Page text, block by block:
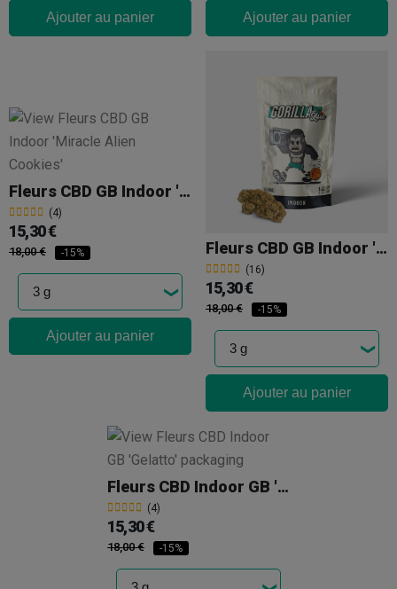
Ajouter au panier Ajouter au panier
Fleurs CBD GB Indoor 'Miracle Alien Cookies'
(4)
15,30 €
18,00 € -15%
Ajouter au panier
Fleurs CBD GB Indoor 'Gorilla Glue'
(16)
15,30 €
18,00 € -15%
Ajouter au panier
Fleurs CBD Indoor GB 'Gelatto'
(4)
15,30 €
18,00 € -15%